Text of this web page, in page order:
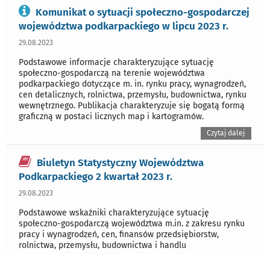
Komunikat o sytuacji społeczno-gospodarczej
województwa podkarpackiego w lipcu 2023 r.
29.08.2023
Podstawowe informacje charakteryzujące sytuację
społeczno-gospodarczą na terenie województwa
podkarpackiego dotyczące m. in. rynku pracy, wynagrodzeń,
cen detalicznych, rolnictwa, przemysłu, budownictwa, rynku
wewnętrznego. Publikacja charakteryzuje się bogatą formą
graficzną w postaci licznych map i kartogramów.
Czytaj dalej
Biuletyn Statystyczny Województwa
Podkarpackiego 2 kwartał 2023 r.
29.08.2023
Podstawowe wskaźniki charakteryzujące sytuację
społeczno-gospodarczą województwa m.in. z zakresu rynku
pracy i wynagrodzeń, cen, finansów przedsiębiorstw,
rolnictwa, przemysłu, budownictwa i handlu